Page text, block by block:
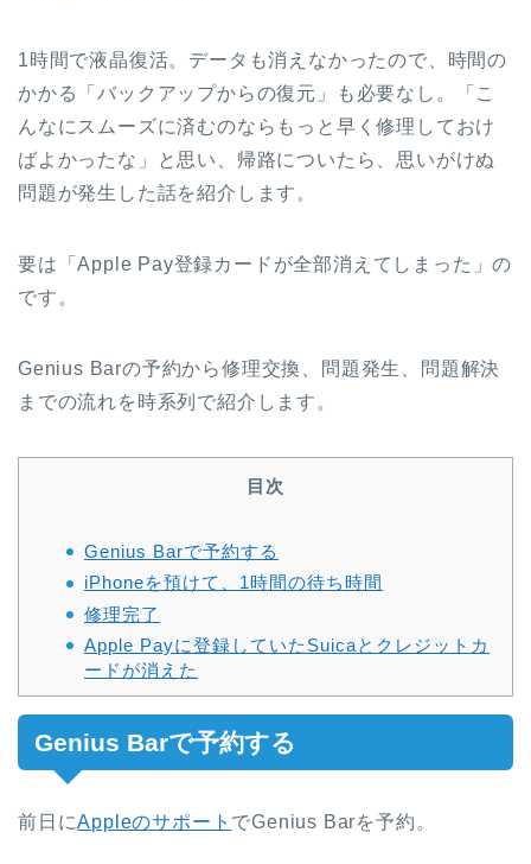
1時間で液晶復活。データも消えなかったので、時間の
かかる「バックアップからの復元」も必要なし。「こ
んなにスムーズに済むのならもっと早く修理しておけ
ばよかったな」と思い、帰路についたら、思いがけぬ
問題が発生した話を紹介します。
要は「Apple Pay登録カードが全部消えてしまった」の
です。
Genius Barの予約から修理交換、問題発生、問題解決
までの流れを時系列で紹介します。
目次
Genius Barで予約する
iPhoneを預けて、1時間の待ち時間
修理完了
Apple Payに登録していたSuicaとクレジットカ
ードが消えた
Genius Barで予約する
前日にAppleのサポート でGenius Barを予約。